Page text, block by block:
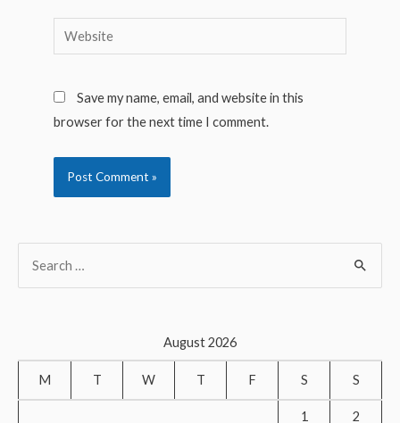
Website
Save my name, email, and website in this
browser for the next time I comment.
c
August 2026
M T W T F S S
1 2